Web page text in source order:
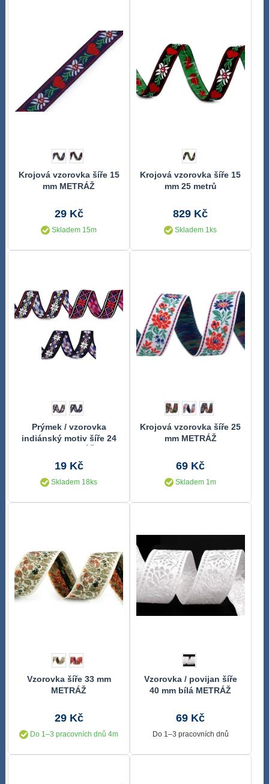
Krojová vzorovka šíře 15
mm METRÁŽ
29 Kč
Skladem 15m
Krojová vzorovka šíře 15
mm 25 metrů
829 Kč
Skladem 1ks
Prýmek / vzorovka
indiánský motiv šíře 24
19 Kč
Skladem 18ks
Krojová vzorovka šíře 25
mm METRÁŽ
69 Kč
Skladem 1m
Vzorovka šíře 33 mm
METRÁŽ
29 Kč
Do 1–3 pracovních dnů 4m
Vzorovka / povijan šíře
40 mm bílá METRÁŽ
69 Kč
Do 1–3 pracovních dnů